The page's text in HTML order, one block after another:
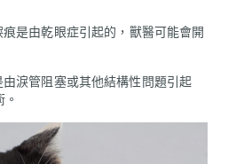
是由乾眼症引起的，獸醫可能會開
淚管阻塞或其他結構性問題引起